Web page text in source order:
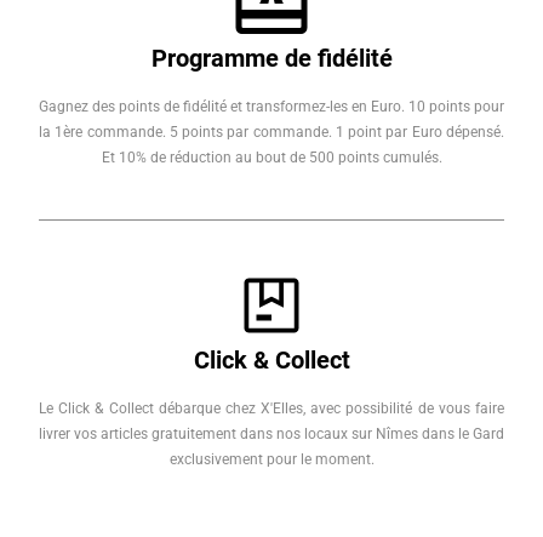
Programme de fidélité
Gagnez des points de fidélité et transformez-les en Euro. 10 points pour
la 1ère commande. 5 points par commande. 1 point par Euro dépensé.
Et 10% de réduction au bout de 500 points cumulés.
Click & Collect
Le Click & Collect débarque chez X'Elles, avec possibilité de vous faire
livrer vos articles gratuitement dans nos locaux sur Nîmes dans le Gard
exclusivement pour le moment.